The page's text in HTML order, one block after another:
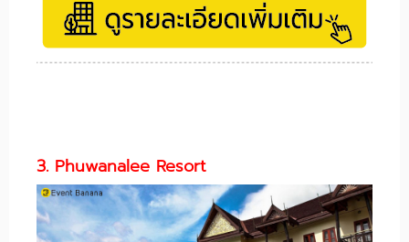
3. Phuwanalee Resort